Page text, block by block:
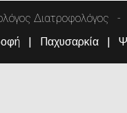
Διατροφολόγος
Παχυσαρκία